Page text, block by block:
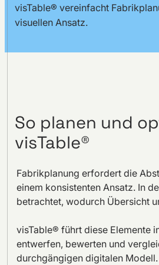
visTable® vereinfacht
visuellen Ansatz.
So planen und
visTable®
Fabrikplanung erfordert die
einem konsistenten Ansatz. In
betrachtet, wodurch Übersicht
visTable® führt diese Elemente
entwerfen, bewerten und
durchgängigen digitalen Modell.